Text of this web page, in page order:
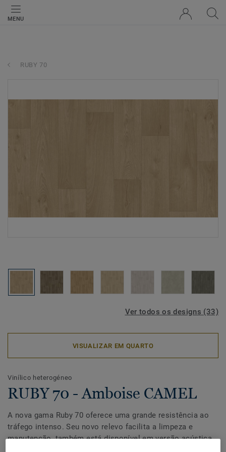
MENU
RUBY 70
Ver todos os designs (33)
VISUALIZAR EM QUARTO
Vinílico heterogéneo
RUBY 70 - Amboise CAMEL
A nova gama Ruby 70 oferece uma grande resistência ao
tráfego intenso. Seu novo relevo facilita a limpeza e
manutenção, também está disponível em versão acústica